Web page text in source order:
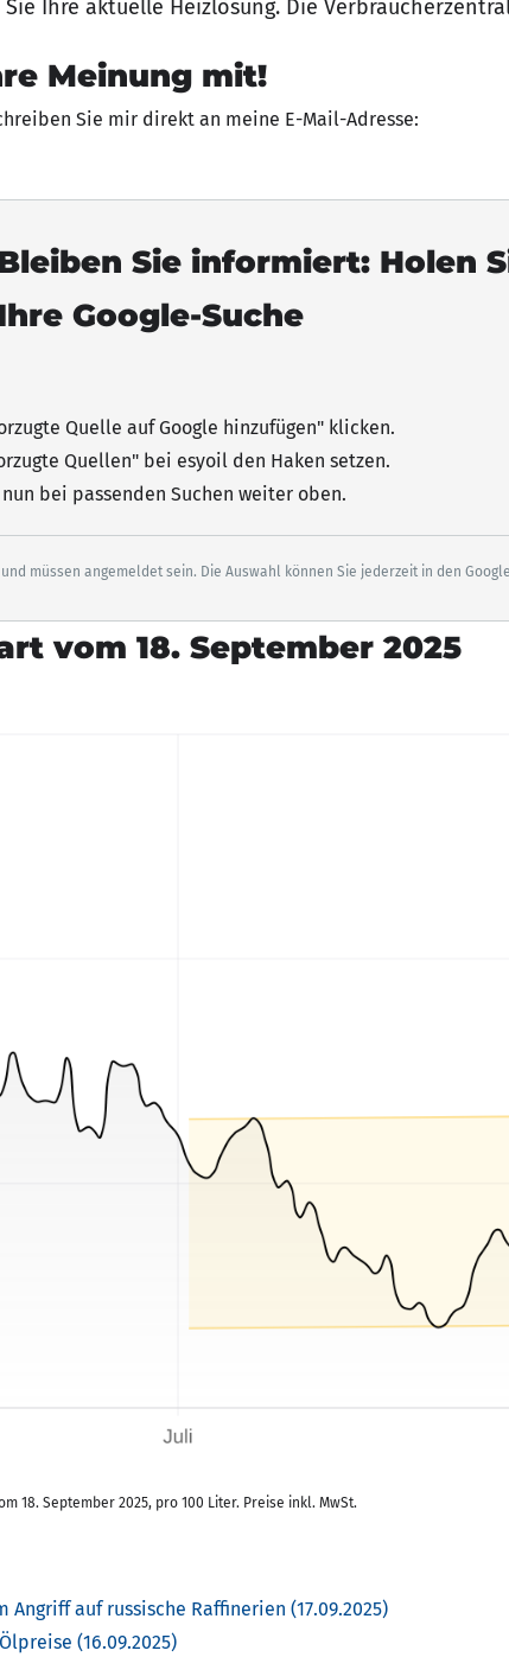
Ihre aktuelle Heizlösung. Die
Meinung mit!
Sie mir direkt an meine E-Mail-Adresse:
Sie informiert: Holen
Google-Suche
Quelle auf Google hinzufügen" klicken.
Quellen" bei esyoil den Haken setzen.
bei passenden Suchen weiter oben.
müssen angemeldet sein. Die Auswahl können Sie jederzeit in den
vom 18. September 2025
18. September 2025, pro 100 Liter. Preise inkl. MwSt.
auf russische Raffinerien (17.09.2025)
(16.09.2025)